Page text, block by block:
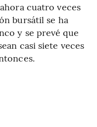
cuatro veces
bursátil se ha
y se prevé que
casi siete veces